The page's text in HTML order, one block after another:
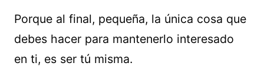
Porque al final, pequeña, la única cosa que
debes hacer para mantenerlo interesado
en ti, es ser tú misma.